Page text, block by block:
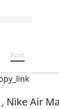
Post
, Nike Air